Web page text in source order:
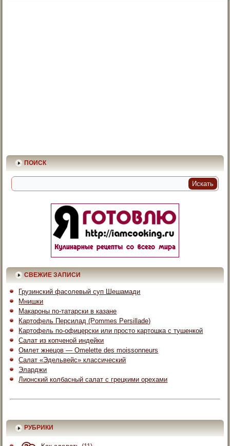
ПОИСК
СВЕЖИЕ ЗАПИСИ
Грузинский фасолевый суп Шешамади
Мнишки
Макароны по-татарски в казане
Картофель Персилад (Pommes Persillade)
Картофель по-офицерски или просто картошка с тушенкой
Салат из копченой индейки
Омлет жнецов — Omelette des moissonneurs
Салат «Эдельвейс» классический
Эларджи
Лионский колбасный салат с грецкими орехами
РУБРИКИ